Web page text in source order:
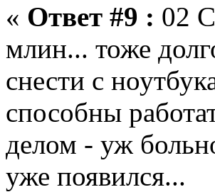
« Ответ #9 : 02
млин... тоже
снести с
способны
делом - уж
уже появился...